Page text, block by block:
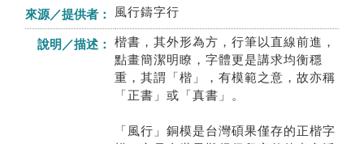
來源／提供者： 風行鑄字行
說明／描述：
楷書，其外形為方，行筆以直線前進，
點畫簡潔明瞭，字體更是講求均衡穩
重，其謂「楷」，有模範之意，故亦稱
「正書」或「真書」。
「風行」銅模是台灣碩果僅存的正楷字